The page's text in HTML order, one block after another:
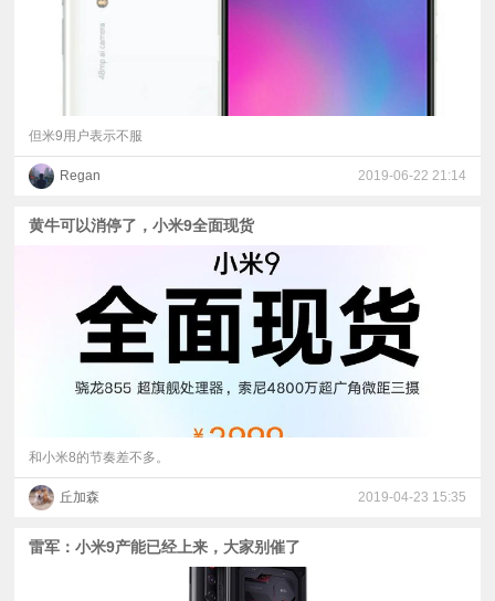
但米9用户表示不服
Regan 2019-06-22 21:14
黄牛可以消停了，小米9全面现货
和小米8的节奏差不多。
丘加森 2019-04-23 15:35
雷军：小米9产能已经上来，大家别催了